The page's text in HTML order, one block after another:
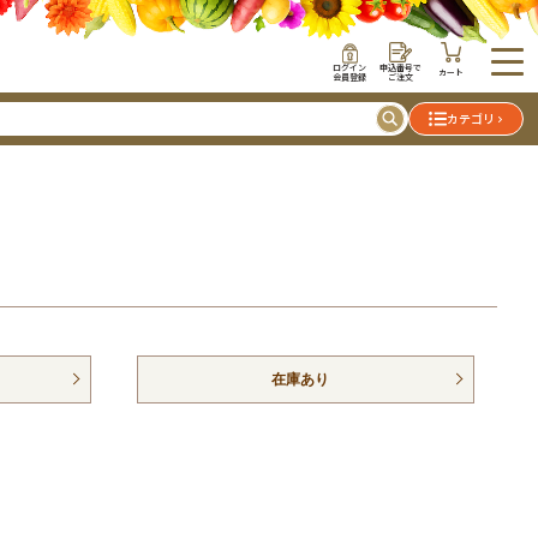
ログイン
会員登録
申込番号で
ご注文 カート
カテゴリ
在庫あり